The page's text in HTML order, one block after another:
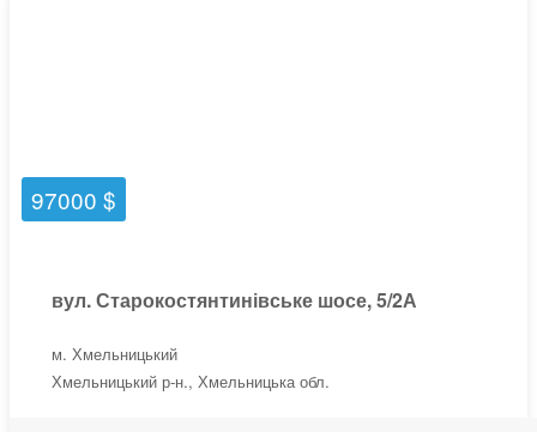
97000 $
вул. Старокостянтинівське шосе, 5/2А
м. Хмельницький
Хмельницький р-н., Хмельницька обл.